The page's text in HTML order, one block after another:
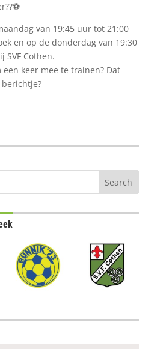
van 19:45 uur tot 21:00
en op de donderdag van 19:30
SVF Cothen.
keer mee te trainen? Dat